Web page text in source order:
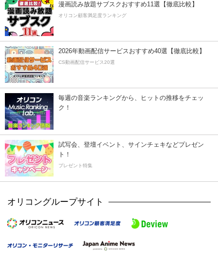
漫画読み放題サブスクおすすめ11選【徹底比較】
オリコン顧客満足度ランキング
2026年動画配信サービスおすすめ40選【徹底比較】
CS動画配信サービス20選
毎週の音楽ランキングから、ヒットの推移をチェッ
ク！
試写会、登壇イベント、サインチェキなどプレゼン
ト！
プレゼント特集
オリコングループサイト